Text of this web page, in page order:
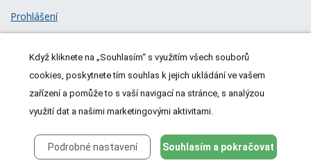
© 2026MeDitorial| ISSN 1805-3408
Prohlášení
Když kliknete na „Souhlasím“ s využitím všech souborů
cookies, poskytnete tím souhlas k jejich ukládání ve vašem
zařízení a pomůže to s vaší navigací na stránce, s analýzou
využití dat a našimi marketingovými aktivitami.
Podrobné nastavení Souhlasím a pokračovat